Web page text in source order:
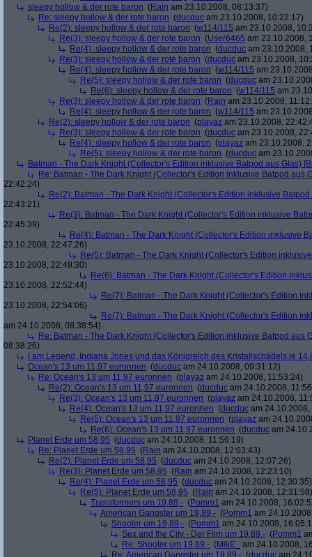
sleepy hollow & der rote baron (Rain am 23.10.2008, 08:13:37)
Re: sleepy hollow & der rote baron (ducduc am 23.10.2008, 10:22:17)
Re(2): sleepy hollow & der rote baron (w114/115 am 23.10.2008,
Re(3): sleepy hollow & der rote baron (User6465 am 23.10.2008,
Re(4): sleepy hollow & der rote baron (ducduc am 23.10.2008,
Re(3): sleepy hollow & der rote baron (ducduc am 23.10.2008,
Re(4): sleepy hollow & der rote baron (w114/115 am
Re(5): sleepy hollow & der rote baron (ducduc am
Re(6): sleepy hollow & der rote baron (w114/115 am
Re(3): sleepy hollow & der rote baron (Rain am 23.10.2008,
Re(4): sleepy hollow & der rote baron (w114/115 am
Re(2): sleepy hollow & der rote baron (playaz am 23.10.2008,
Re(3): sleepy hollow & der rote baron (ducduc am 23.10.2008,
Re(4): sleepy hollow & der rote baron (playaz am 23.10.2008,
Re(5): sleepy hollow & der rote baron (ducduc am
Batman - The Dark Knight (Collector's Edition inklusive Batpod aus Glas)
Re: Batman - The Dark Knight (Collector's Edition inklusive Batpod aus
22:42:24)
Re(2): Batman - The Dark Knight (Collector's Edition inklusive
22:43:21)
Re(3): Batman - The Dark Knight (Collector's Edition inklusive
22:45:39)
Re(4): Batman - The Dark Knight (Collector's Edition inklusive
23.10.2008, 22:47:26)
Re(5): Batman - The Dark Knight (Collector's Edition
23.10.2008, 22:49:30)
Re(6): Batman - The Dark Knight (Collector's Edition
23.10.2008, 22:52:44)
Re(7): Batman - The Dark Knight (Collector's Edition
23.10.2008, 22:54:06)
Re(7): Batman - The Dark Knight (Collector's Edition
am 24.10.2008, 08:38:54)
Re: Batman - The Dark Knight (Collector's Edition inklusive Batpod aus
08:38:26)
I am Legend, Indiana Jones und das Königreich des Kristallschädels je
Ocean's 13 um 11,97 euronnen (ducduc am 24.10.2008, 09:31:12)
Re: Ocean's 13 um 11,97 euronnen (playaz am 24.10.2008, 11:53:24)
Re(2): Ocean's 13 um 11,97 euronnen (ducduc am 24.10.2008,
Re(3): Ocean's 13 um 11,97 euronnen (playaz am 24.10.2008,
Re(4): Ocean's 13 um 11,97 euronnen (ducduc am
Re(5): Ocean's 13 um 11,97 euronnen (playaz am
Re(6): Ocean's 13 um 11,97 euronnen (ducduc am
Planet Erde um 58,95 (ducduc am 24.10.2008, 11:56:19)
Re: Planet Erde um 58,95 (Rain am 24.10.2008, 12:03:43)
Re(2): Planet Erde um 58,95 (ducduc am 24.10.2008, 12:07:26)
Re(3): Planet Erde um 58,95 (Rain am 24.10.2008, 12:23:10)
Re(4): Planet Erde um 58,95 (ducduc am 24.10.2008, 12:30:35)
Re(5): Planet Erde um 58,95 (Rain am 24.10.2008, 12:31:58)
Transformers um 19,89,- (Pomm1 am 24.10.2008,
American Gangster um 19,89,- (Pomm1 am
Shooter um 19,89,- (Pomm1 am 24.10.2008,
Sex and the City - Der Film um 19,89,- (Pomm1
Re: Shooter um 19,89,- (MikE_
am 24.10.2008,
Re: American Gangster um 19,89,- (ducduc am